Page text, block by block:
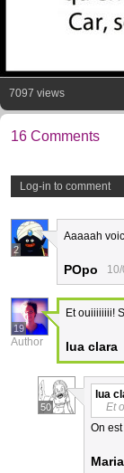
7097 views
16 Comments
Log-in to comment
2
Aaaaah
POpo
19
Author
Et ouiiiiiiii!
lua clara
50
lua
Et
On